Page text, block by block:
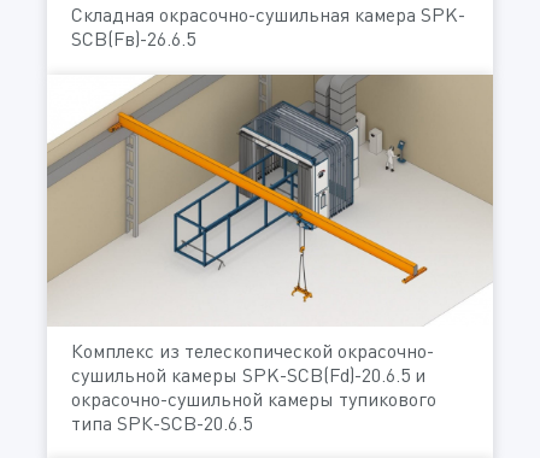
Складная окрасочно-сушильная камера SPK-
SCB(Fв)-26.6.5
Комплекс из телескопической окрасочно-
сушильной камеры SPK-SCB(Fd)-20.6.5 и
окрасочно-сушильной камеры тупикового
типа SРК-SCB-20.6.5